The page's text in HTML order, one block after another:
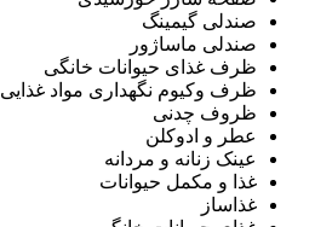
صندلی گیمینگ
صندلی ماساژور
ظرف غذای حیوانات خانگی
ظرف وکیوم نگهداری مواد غذایی
ظروف چدنی
عطر و ادوکلن
عینک زنانه و مردانه
غذا و مکمل حیوانات
غذاساز